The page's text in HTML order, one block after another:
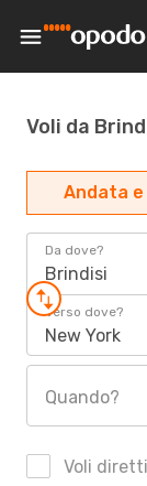
Voli da
Andata
Da dove?
Brindisi
Verso dove?
New York
Quando?
Voli diretti